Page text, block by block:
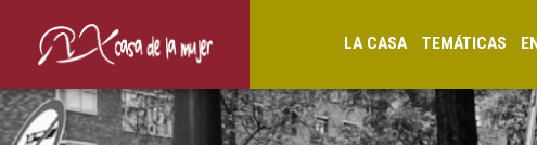
LA CASA TEMÁTICAS